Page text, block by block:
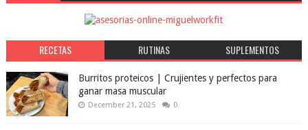
RECETAS RUTINAS SUPLEMENTOS
Burritos proteicos | Crujientes y perfectos para
ganar masa muscular
December 21, 2025 0